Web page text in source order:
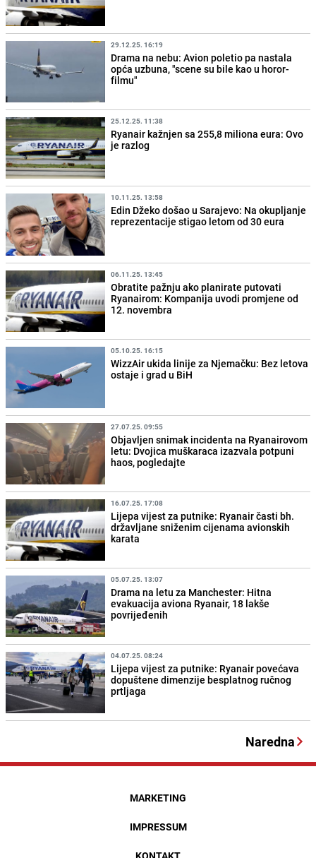
29.12.25. 16:19
Drama na nebu: Avion poletio pa nastala
opća uzbuna, "scene su bile kao u horor-
filmu"
25.12.25. 11:38
Ryanair kažnjen sa 255,8 miliona eura: Ovo
je razlog
10.11.25. 13:58
Edin Džeko došao u Sarajevo: Na okupljanje
reprezentacije stigao letom od 30 eura
06.11.25. 13:45
Obratite pažnju ako planirate putovati
Ryanairom: Kompanija uvodi promjene od
12. novembra
05.10.25. 16:15
WizzAir ukida linije za Njemačku: Bez letova
ostaje i grad u BiH
27.07.25. 09:55
Objavljen snimak incidenta na Ryanairovom
letu: Dvojica muškaraca izazvala potpuni
haos, pogledajte
16.07.25. 17:08
Lijepa vijest za putnike: Ryanair časti bh.
državljane sniženim cijenama avionskih
karata
05.07.25. 13:07
Drama na letu za Manchester: Hitna
evakuacija aviona Ryanair, 18 lakše
povrijeđenih
04.07.25. 08:24
Lijepa vijest za putnike: Ryanair povećava
dopuštene dimenzije besplatnog ručnog
prtljaga
Naredna
MARKETING
IMPRESSUM